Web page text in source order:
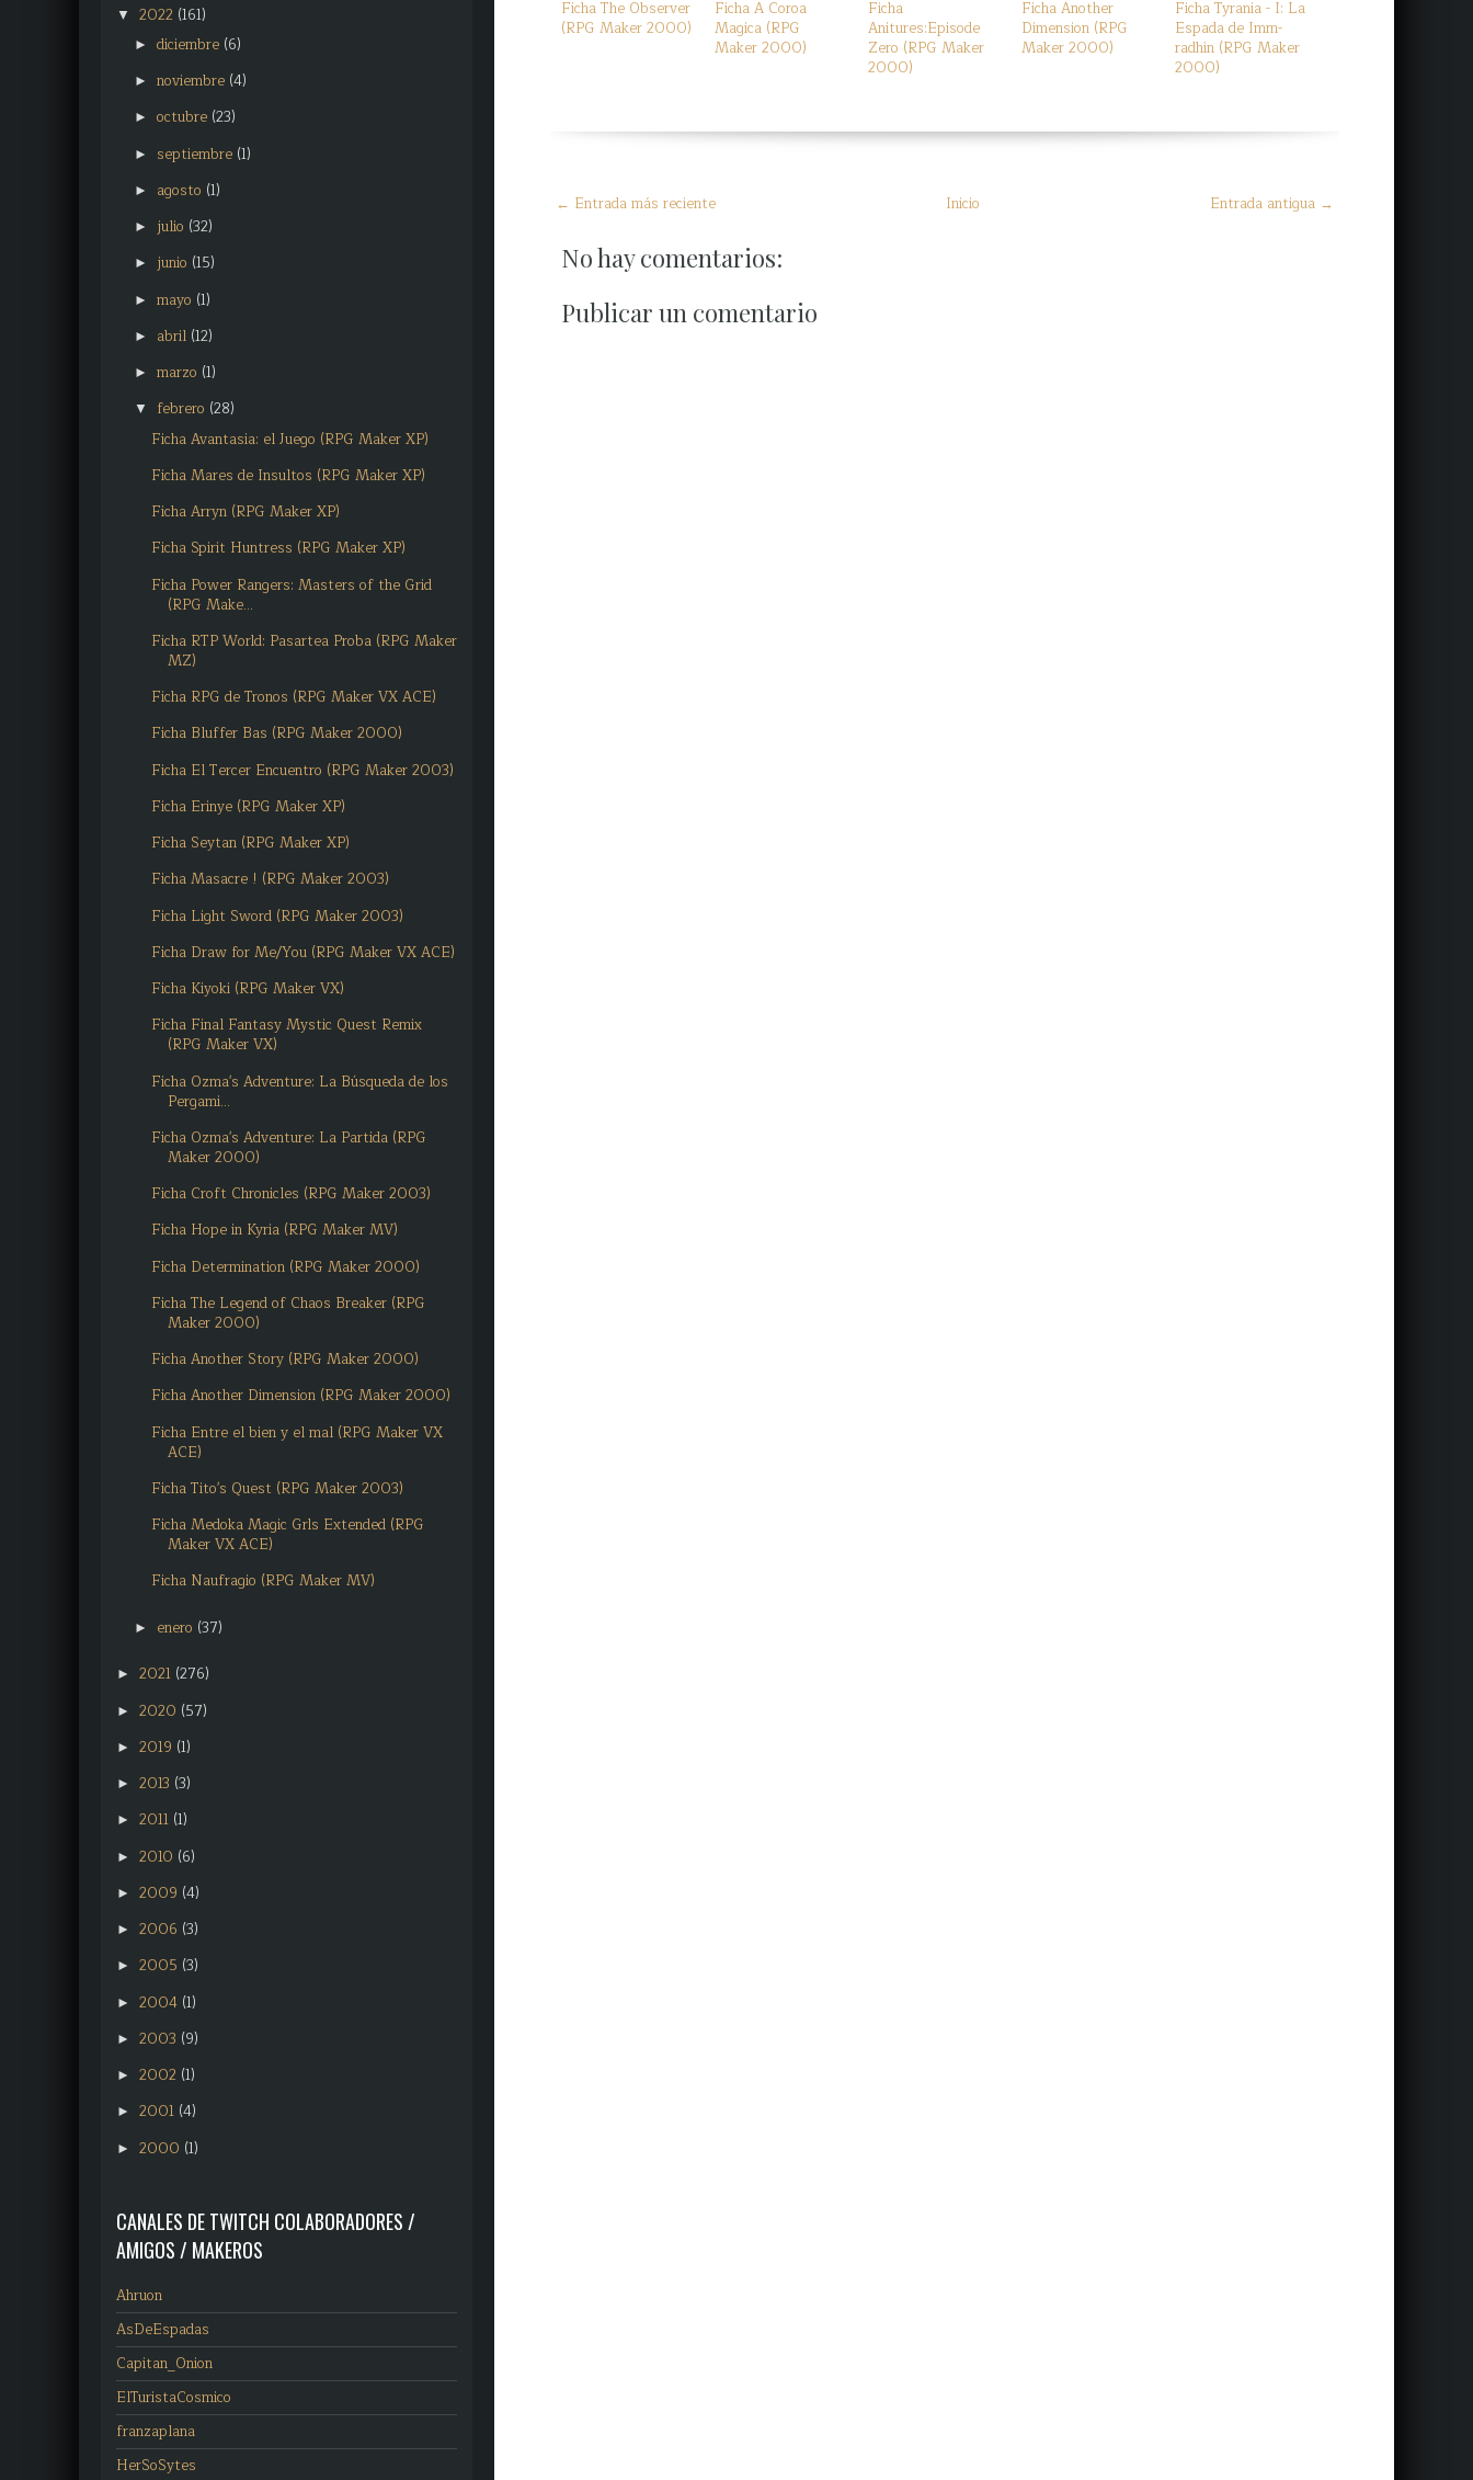
Ficha The Observer
(RPG Maker 2000)
Ficha A Coroa
Magica (RPG
Maker 2000)
Ficha
Anitures:Episode
Zero (RPG Maker
2000)
Ficha Another
Dimension (RPG
Maker 2000)
Ficha Tyrania - I: La
Espada de Imm-
radhin (RPG Maker
2000)
← Entrada más reciente Entrada antigua →
Inicio
No hay comentarios:
Publicar un comentario
▼ 2022 (161)
► diciembre (6)
► noviembre (4)
► octubre (23)
► septiembre (1)
► agosto (1)
► julio (32)
► junio (15)
► mayo (1)
► abril (12)
► marzo (1)
▼ febrero (28)
Ficha Avantasia: el Juego (RPG Maker XP)
Ficha Mares de Insultos (RPG Maker XP)
Ficha Arryn (RPG Maker XP)
Ficha Spirit Huntress (RPG Maker XP)
Ficha Power Rangers: Masters of the Grid
(RPG Make...
Ficha RTP World: Pasartea Proba (RPG Maker
MZ)
Ficha RPG de Tronos (RPG Maker VX ACE)
Ficha Bluffer Bas (RPG Maker 2000)
Ficha El Tercer Encuentro (RPG Maker 2003)
Ficha Erinye (RPG Maker XP)
Ficha Seytan (RPG Maker XP)
Ficha Masacre ! (RPG Maker 2003)
Ficha Light Sword (RPG Maker 2003)
Ficha Draw for Me/You (RPG Maker VX ACE)
Ficha Kiyoki (RPG Maker VX)
Ficha Final Fantasy Mystic Quest Remix
(RPG Maker VX)
Ficha Ozma's Adventure: La Búsqueda de los
Pergami...
Ficha Ozma's Adventure: La Partida (RPG
Maker 2000)
Ficha Croft Chronicles (RPG Maker 2003)
Ficha Hope in Kyria (RPG Maker MV)
Ficha Determination (RPG Maker 2000)
Ficha The Legend of Chaos Breaker (RPG
Maker 2000)
Ficha Another Story (RPG Maker 2000)
Ficha Another Dimension (RPG Maker 2000)
Ficha Entre el bien y el mal (RPG Maker VX
ACE)
Ficha Tito's Quest (RPG Maker 2003)
Ficha Medoka Magic Grls Extended (RPG
Maker VX ACE)
Ficha Naufragio (RPG Maker MV)
► enero (37)
► 2021 (276)
► 2020 (57)
► 2019 (1)
► 2013 (3)
► 2011 (1)
► 2010 (6)
► 2009 (4)
► 2006 (3)
► 2005 (3)
► 2004 (1)
► 2003 (9)
► 2002 (1)
► 2001 (4)
► 2000 (1)
CANALES DE TWITCH COLABORADORES /
AMIGOS / MAKEROS
Ahruon
AsDeEspadas
Capitan_Onion
ElTuristaCosmico
franzaplana
HerSoSytes